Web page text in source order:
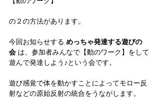
の２の方法があります。
今回お知らせする めっちゃ発達する遊びの
会 は、参加者みんなで【動のワーク】をして
遊んで発達しよう♪という会です。
遊び感覚で体を動かすことによってモロー反
射などの原始反射の統合をうながします。